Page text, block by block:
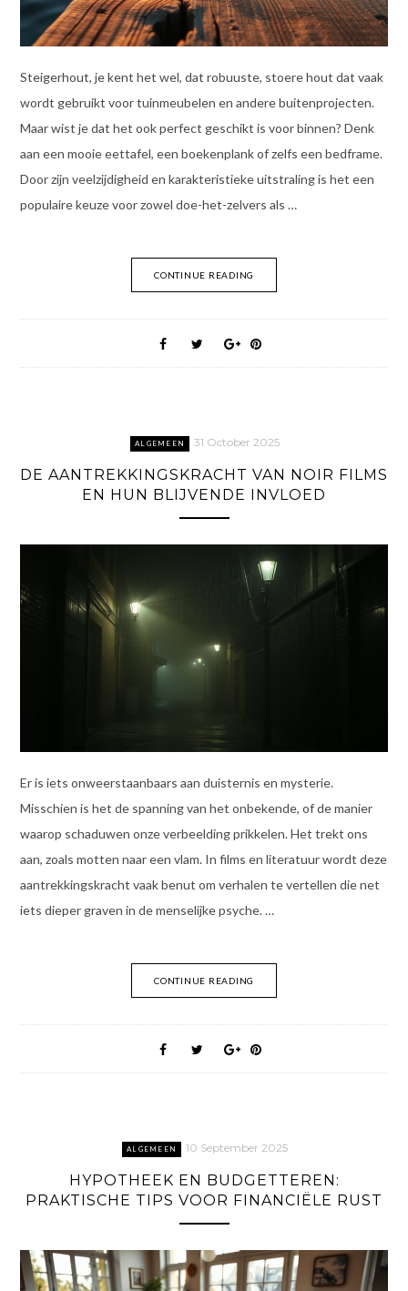
Steigerhout, je kent het wel, dat robuuste, stoere hout dat vaak
wordt gebruikt voor tuinmeubelen en andere buitenprojecten.
Maar wist je dat het ook perfect geschikt is voor binnen? Denk
aan een mooie eettafel, een boekenplank of zelfs een bedframe.
Door zijn veelzijdigheid en karakteristieke uitstraling is het een
populaire keuze voor zowel doe-het-zelvers als …
CONTINUE READING
ALGEMEEN 31 October 2025
DE AANTREKKINGSKRACHT VAN NOIR FILMS
EN HUN BLIJVENDE INVLOED
Er is iets onweerstaanbaars aan duisternis en mysterie.
Misschien is het de spanning van het onbekende, of de manier
waarop schaduwen onze verbeelding prikkelen. Het trekt ons
aan, zoals motten naar een vlam. In films en literatuur wordt deze
aantrekkingskracht vaak benut om verhalen te vertellen die net
iets dieper graven in de menselijke psyche. …
CONTINUE READING
ALGEMEEN 10 September 2025
HYPOTHEEK EN BUDGETTEREN:
PRAKTISCHE TIPS VOOR FINANCIËLE RUST